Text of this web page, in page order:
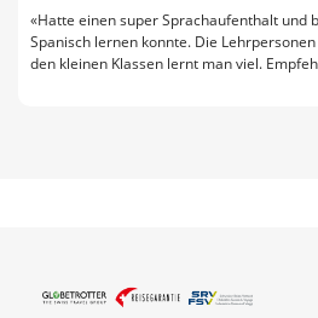
«Hatte einen super Sprachaufenthalt und
Spanisch lernen konnte. Die
den kleinen Klassen lernt man viel.